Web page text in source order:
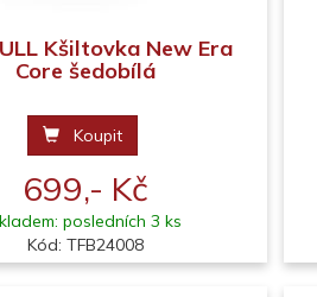
Kšiltovka New Era
Core šedobílá
Koupit
699,- Kč
posledních 3 ks
Kód: TFB24008